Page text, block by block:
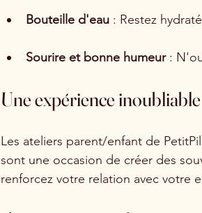
Bouteille d'eau : Restez
Sourire et bonne humeur :
Une expérience inoubliable
Les ateliers parent/enfant de
sont une occasion de créer des
renforcez votre relation avec votre